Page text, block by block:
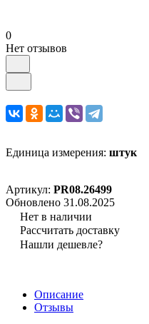
0
Нет отзывов
Единица измерения: штук
Артикул: PR08.26499
Обновлено 31.08.2025
Нет в наличии
Рассчитать доставку
Нашли дешевле?
Описание
Отзывы